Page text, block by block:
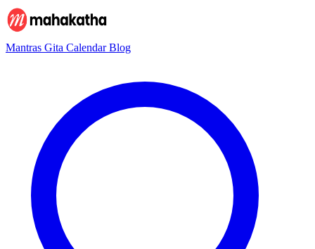
Mantras Gita CalendarBlog